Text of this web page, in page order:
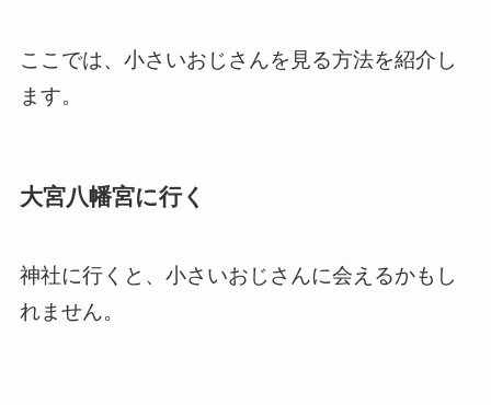
ここでは、小さいおじさんを見る方法を紹介し
ます。
大宮八幡宮に行く
神社に行くと、小さいおじさんに会えるかもし
れません。